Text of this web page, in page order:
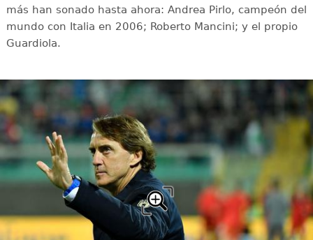
más han sonado hasta ahora: Andrea Pirlo, campeón del
mundo con Italia en 2006; Roberto Mancini; y el propio
Guardiola.